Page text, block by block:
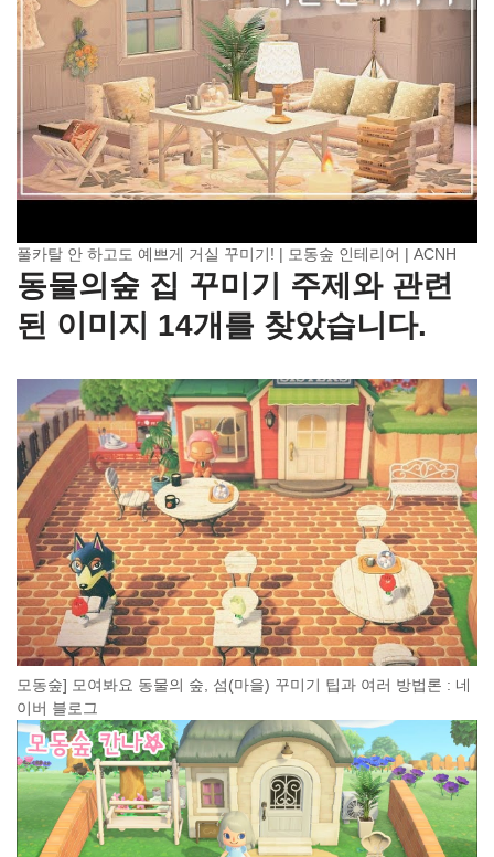
풀카탈 안 하고도 예쁘게 거실 꾸미기! | 모동숲 인테리어 | ACNH
동물의숲 집 꾸미기 주제와 관련
된 이미지 14개를 찾았습니다.
모동숲] 모여봐요 동물의 숲, 섬(마을) 꾸미기 팁과 여러 방법론 : 네
이버 블로그